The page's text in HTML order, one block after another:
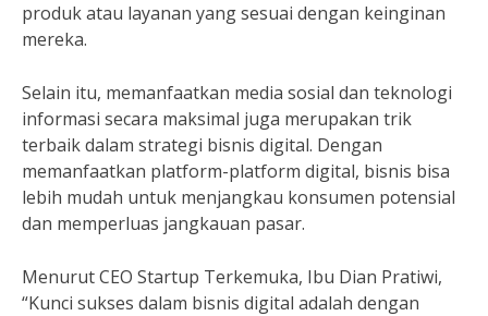
produk atau layanan yang sesuai dengan keinginan
mereka.
Selain itu, memanfaatkan media sosial dan teknologi
informasi secara maksimal juga merupakan trik
terbaik dalam strategi bisnis digital. Dengan
memanfaatkan platform-platform digital, bisnis bisa
lebih mudah untuk menjangkau konsumen potensial
dan memperluas jangkauan pasar.
Menurut CEO Startup Terkemuka, Ibu Dian Pratiwi,
“Kunci sukses dalam bisnis digital adalah dengan